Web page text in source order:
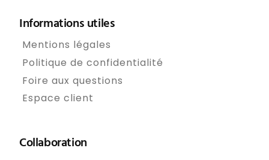
Informations utiles
Mentions légales
Politique de confidentialité
Foire aux questions
Espace client
Collaboration